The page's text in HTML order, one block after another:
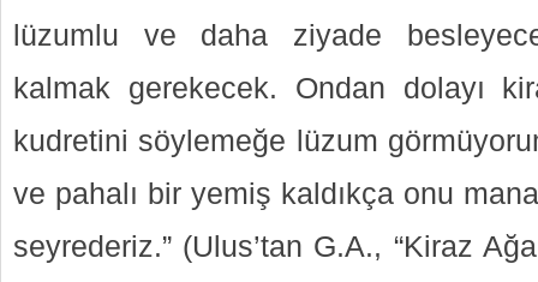
lüzumlu ve daha ziyade
kalmak gerekecek. Ondan dolayı
kudretini söylemeğe lüzum
ve pahalı bir yemiş kaldıkça onu
seyrederiz.” (Ulus’tan G.A., “Kiraz